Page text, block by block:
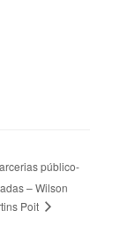
público-
– Wilson
Poit